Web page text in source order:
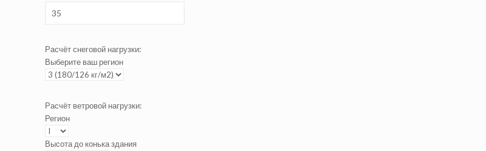
Расчёт снеговой нагрузки:
Выберите ваш регион
Расчёт ветровой нагрузки:
Регион
Высота до конька здания